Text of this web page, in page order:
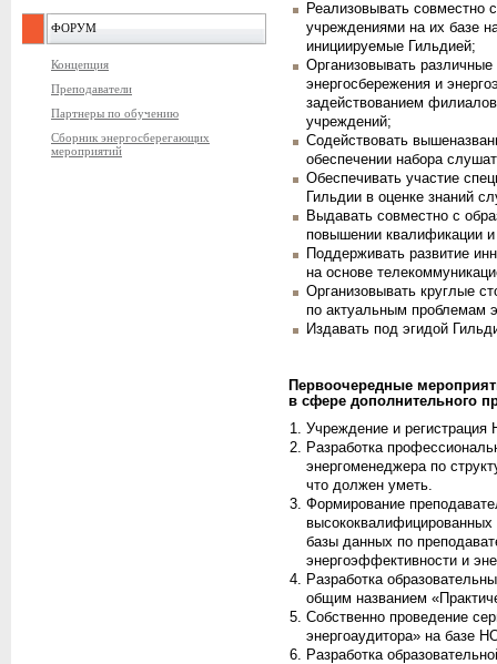
ФОРУМ
Концепция
Преподаватели
Партнеры по обучению
Сборник энергосберегающих
мероприятий
Реализовывать совместно
учреждениями на их базе
инициируемые Гильдией;
Организовывать
энергосбережения и
задействованием
учреждений;
Содействовать
обеспечении набора
Обеспечивать участие
Гильдии в оценке знаний
Выдавать совместно с
повышении квалификации
Поддерживать развитие
на основе
Организовывать круглые
по актуальным проблемам
Издавать под эгидой
Первоочередные
в сфере дополнительного
Учреждение и
Разработка
энергоменеджера по
что должен уметь.
Формирование
высококвалифицированных
базы данных по
энергоэффективности и
Разработка
общим названием
Собственно проведение
энергоаудитора» на базе
Разработка